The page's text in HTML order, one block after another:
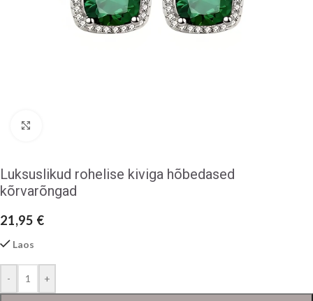
Luksuslikud rohelise kiviga hõbedased
kõrvarõngad
21,95 €
Laos
- +